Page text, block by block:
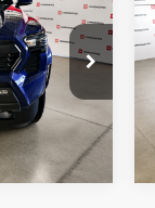
Ext. Int.